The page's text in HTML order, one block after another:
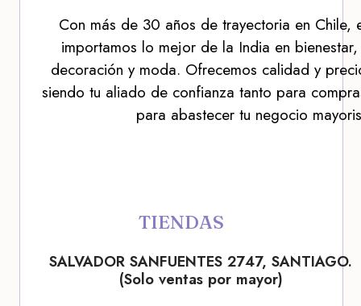
Con más de 30 años de trayectoria en Chile,
importamos lo mejor de la India en
decoración y moda. Ofrecemos calidad y
siendo tu aliado de confianza tanto para
para abastecer tu negocio
TIENDAS
SALVADOR SANFUENTES 2747, SANTIAGO.
(Solo ventas por mayor)